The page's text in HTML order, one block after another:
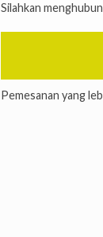
Silahkan
Pemesanan yang